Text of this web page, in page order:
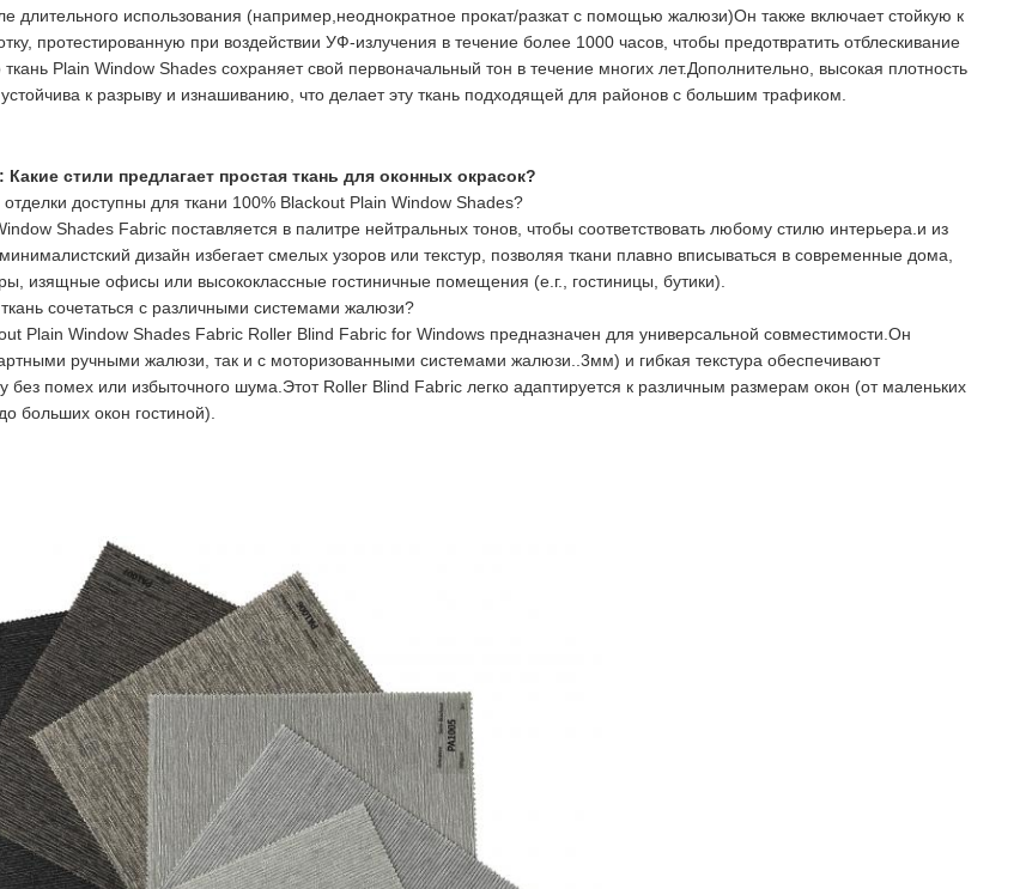
длительного использования (например,неоднократное прокат/разкат с помощью жалюзи)Он также включает стойкую к
протестированную при воздействии УФ-излучения в течение более 1000 часов, чтобы предотвратить отблескивание
ткань Plain Window Shades сохраняет свой первоначальный тон в течение многих лет.Дополнительно, высокая плотность
к разрыву и изнашиванию, что делает эту ткань подходящей для районов с большим трафиком.
Какие стили предлагает простая ткань для оконных окрасок?
доступны для ткани 100% Blackout Plain Window Shades?
Shades Fabric поставляется в палитре нейтральных тонов, чтобы соответствовать любому стилю интерьера.и из
дизайн избегает смелых узоров или текстур, позволяя ткани плавно вписываться в современные дома,
изящные офисы или высококлассные гостиничные помещения (e.г., гостиницы, бутики).
сочетаться с различными системами жалюзи?
Plain Window Shades Fabric Roller Blind Fabric for Windows предназначен для универсальной совместимости.Он
ручными жалюзи, так и с моторизованными системами жалюзи..3мм) и гибкая текстура обеспечивают
без помех или избыточного шума.Этот Roller Blind Fabric легко адаптируется к различным размерам окон (от маленьких
больших окон гостиной).